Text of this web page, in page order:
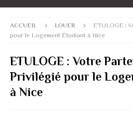
ACCUEIL LOUER
ETULOGE :
pour le Logement Étudiant à Nice
ETULOGE : Votre
Privilégié pour le
à Nice